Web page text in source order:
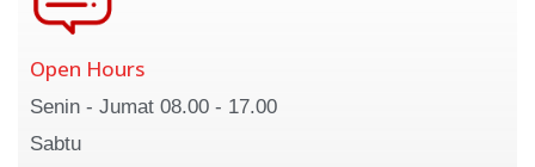
Open Hours
Senin - Jumat 08.00 - 17.00
Sabtu